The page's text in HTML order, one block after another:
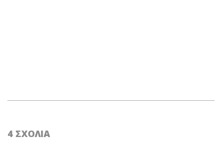
04
4 ΣΧΌΛΙΑ